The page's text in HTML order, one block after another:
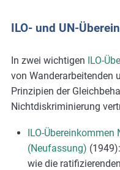
ILO- und UN-
In zwei wichtigen ILO-
von Wanderarbeitenden
Prinzipien der
Nichtdiskriminierung
ILO-Übereinkommen
(Neufassung)
wie die